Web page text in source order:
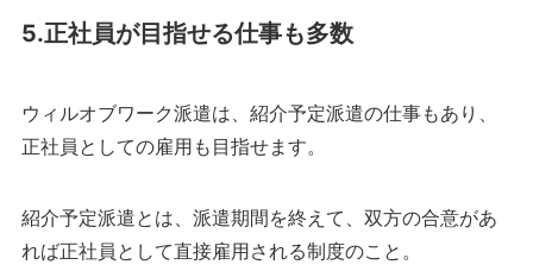
5.正社員が目指せる仕事も多数
ウィルオブワーク派遣は、紹介予定派遣の仕事もあり、
正社員としての雇用も目指せます。
紹介予定派遣とは、派遣期間を終えて、双方の合意があ
れば正社員として直接雇用される制度のこと。